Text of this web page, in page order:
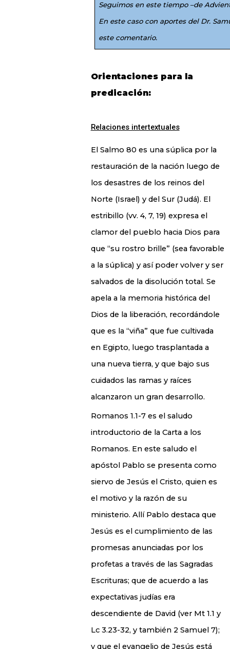
Seguimos en este tiempo –de
En este caso con aportes del Dr.
este comentario.
Orientaciones para la
predicación:
Relaciones intertextuales
El Salmo 80 es una súplica por la
restauración de la nación luego de
los desastres de los reinos del
Norte (Israel) y del Sur (Judá). El
estribillo (vv. 4, 7, 19) expresa el
clamor del pueblo hacia Dios para
que “su rostro brille” (sea favorable
a la súplica) y así poder volver y ser
salvados de la disolución total. Se
apela a la memoria histórica del
Dios de la liberación, recordándole
que es la “viña” que fue cultivada
en Egipto, luego trasplantada a
una nueva tierra, y que bajo sus
cuidados las ramas y raíces
alcanzaron un gran desarrollo.
Romanos 1.1-7 es el saludo
introductorio de la Carta a los
Romanos. En este saludo el
apóstol Pablo se presenta como
siervo de Jesús el Cristo, quien es
el motivo y la razón de su
ministerio. Allí Pablo destaca que
Jesús es el cumplimiento de las
promesas anunciadas por los
profetas a través de las Sagradas
Escrituras; que de acuerdo a las
expectativas judías era
descendiente de David (ver Mt 1.1 y
Lc 3.23-32, y también 2 Samuel 7);
y que el evangelio de Jesús está